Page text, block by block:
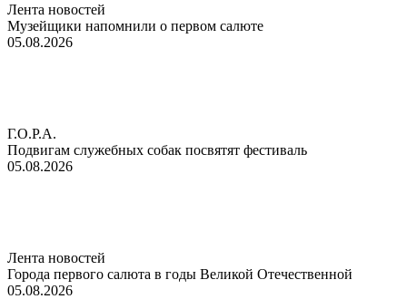
Лента новостей
Музейщики напомнили о первом салюте
05.08.2026
Г.О.Р.А.
Подвигам служебных собак посвятят фестиваль
05.08.2026
Лента новостей
Города первого салюта в годы Великой Отечественной
05.08.2026